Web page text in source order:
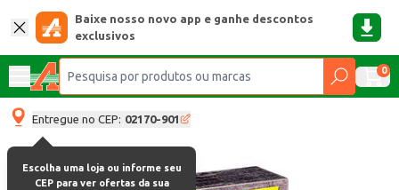
Baixe nosso novo app e ganhe descontos
exclusivos
0
Entregue no CEP: 02170-901
Escolha uma loja ou informe seu
CEP para ver ofertas da sua